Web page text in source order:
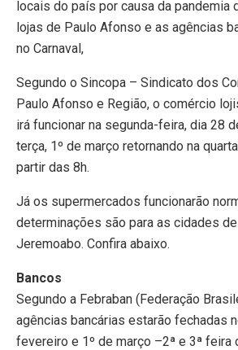
locais do país por causa da pandemia
lojas de Paulo Afonso e as agências
no Carnaval,
Segundo o Sincopa – Sindicato dos
Paulo Afonso e Região, o comércio
irá funcionar na segunda-feira, dia 28
terça, 1º de março retornando na
partir das 8h.
Já os supermercados funcionarão
determinações são para as cidades
Jeremoabo. Confira abaixo.
Bancos
Segundo a Febraban (Federação
agências bancárias estarão fechadas
fevereiro e 1º de março –2ª e 3ª feira